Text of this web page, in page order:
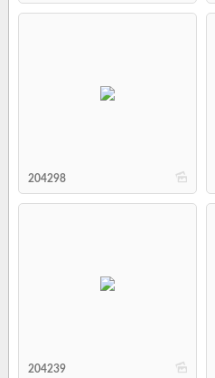
b
204298
b
204239